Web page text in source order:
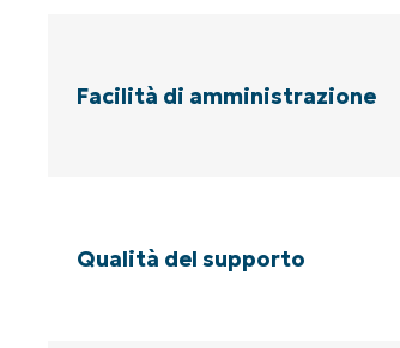
Facilità di amministrazione
Qualità del supporto